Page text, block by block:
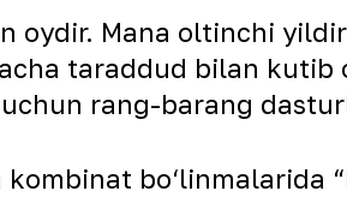
Mana oltinchi
taraddud bilan kutib
rang-barang
bo‘linmalarida